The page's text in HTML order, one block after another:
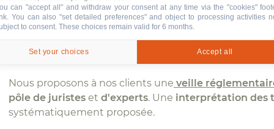
+ de 30h de formation continue/anpar
Notre notoriété a franchi nos frontières … nous
européensoù nos ingénieurs,de par
Nous proposons à nos clients une veille
pôle de juristes et d'experts. Une interprétation des
systématiquement proposée.
can "accept all" and withdraw your consent at any time via the "cookies"
. You can also "set detailed preferences" and object to processing activities
to consent. These choices remain valid for 6 months.
Set your choices Accept all